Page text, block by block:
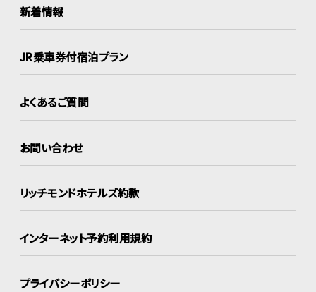
新着情報
JR乗車券付宿泊プラン
よくあるご質問
お問い合わせ
リッチモンドホテルズ約款
インターネット予約利用規約
プライバシーポリシー